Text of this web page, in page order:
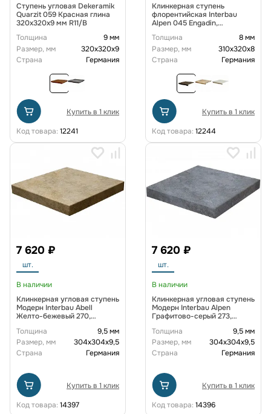
Ступень угловая Dekeramik
Quarzit 059 Красная глина
320x320x9 мм R11/B
Толщина
9 мм
Размер, мм
320х320х9
Страна
Германия
Купить в 1 клик
Код товара: 12241
Клинкерная ступень
флорентийская Interbau
Alpen 045 Engadin,
Толщина
8 мм
Размер, мм
310х320х8
Страна
Германия
Купить в 1 клик
Код товара: 12244
7 620 ₽
шт.
В наличии
Клинкерная угловая ступень
Модерн Interbau Abell
Желто-бежевый 270,
Толщина
9,5 мм
Размер, мм
304х304х9,5
Страна
Германия
Купить в 1 клик
Код товара: 14397
7 620 ₽
шт.
В наличии
Клинкерная угловая ступень
Модерн Interbau Alpen
Графитово-серый 273,
Толщина
9,5 мм
Размер, мм
304х304х9,5
Страна
Германия
Купить в 1 клик
Код товара: 14396